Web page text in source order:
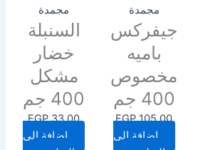
مجمدة
جيفركس
باميه
مخصوص
400 جم
EGP105.00
إضافة إلى
مجمدة
السنبلة
خضار
مشكل
400 جم
EGP33.00
إضافة إلى